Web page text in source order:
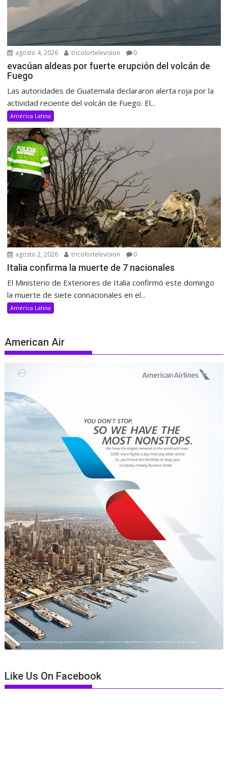
agosto 4, 2026 tricolortelevision 0
evacúan aldeas por fuerte erupción del volcán de
Fuego
Las autoridades de Guatemala declararon alerta roja por la
actividad reciente del volcán de Fuego. El...
América Latina
agosto 2, 2026 tricolortelevision 0
Italia confirma la muerte de 7 nacionales
El Ministerio de Exteriores de Italia confirmó este domingo
la muerte de siete connacionales en el...
América Latina
American Air
Like Us On Facebook